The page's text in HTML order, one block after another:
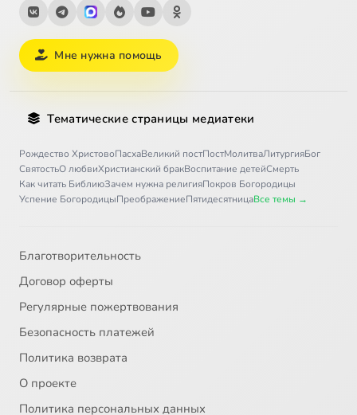
Мне нужна помощь
Тематические страницы медиатеки
Рождество ХристовоПасхаВеликий постПостМолитваЛитургияБог
СвятостьО любвиХристианский бракВоспитание детейСмерть
Как читать БиблиюЗачем нужна религияПокров Богородицы
Успение БогородицыПреображениеПятидесятницаВсе темы →
Благотворительность
Договор оферты
Регулярные пожертвования
Безопасность платежей
Политика возврата
О проекте
Политика персональных данных